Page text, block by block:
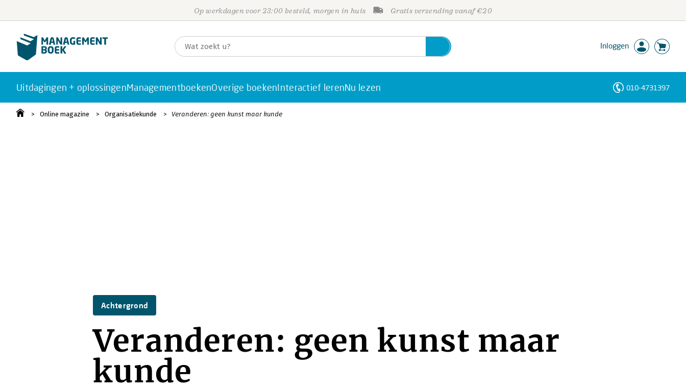
Op werkdagen voor 23:00 besteld, morgen in huis Gratis verzending vanaf €20
Inloggen
Uitdagingen + oplossingenManagementboekenOverige boekenInteractief lerenNu lezen 010-4731397
Online magazine Organisatiekunde Veranderen: geen kunst maar kunde
Achtergrond
Veranderen: geen kunst maar
kunde
Personen